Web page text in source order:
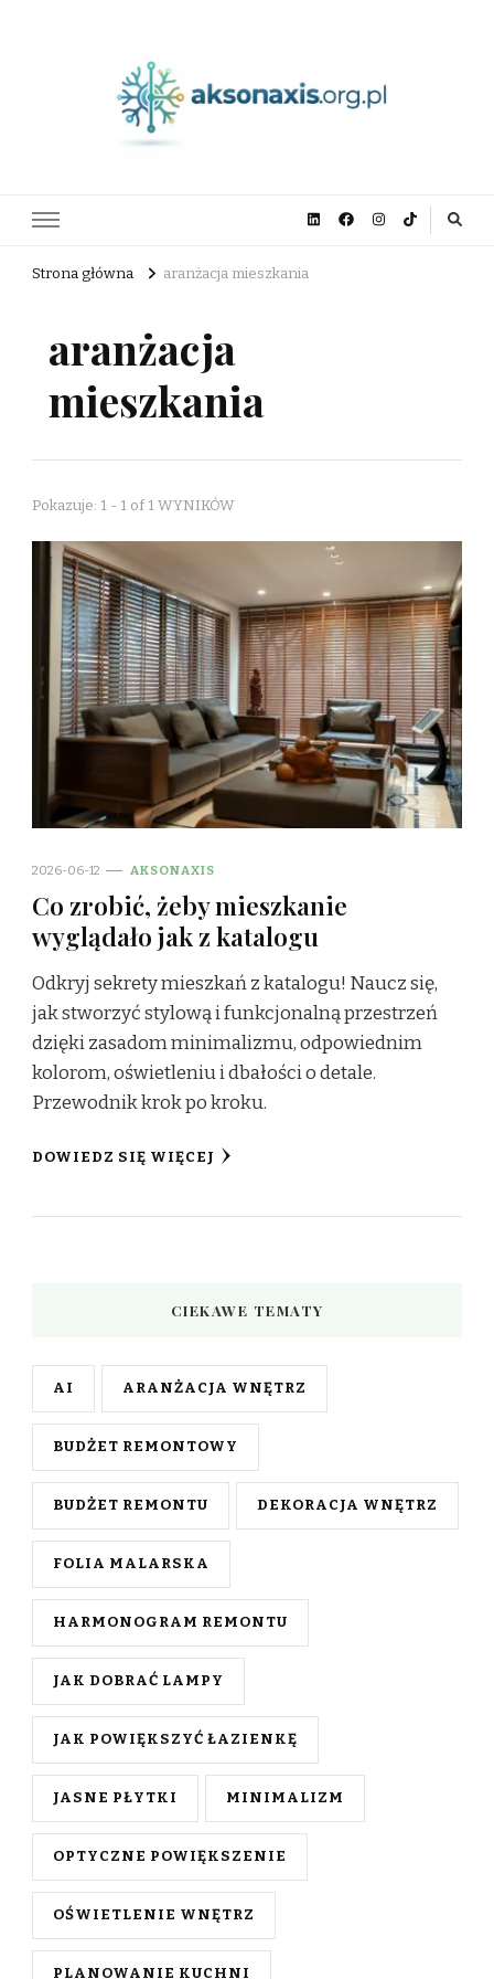
Strona główna aranżacja mieszkania
aranżacja
mieszkania
Pokazuje: 1 - 1 of 1 WYNIKÓW
2026-06-12 AKSONAXIS
Co zrobić, żeby mieszkanie
wyglądało jak z katalogu
Odkryj sekrety mieszkań z katalogu! Naucz się,
jak stworzyć stylową i funkcjonalną przestrzeń
dzięki zasadom minimalizmu, odpowiednim
kolorom, oświetleniu i dbałości o detale.
Przewodnik krok po kroku.
DOWIEDZ SIĘ WIĘCEJ
CIEKAWE TEMATY
AI ARANŻACJA WNĘTRZ
BUDŻET REMONTOWY
BUDŻET REMONTU DEKORACJA WNĘTRZ
FOLIA MALARSKA
HARMONOGRAM REMONTU
JAK DOBRAĆ LAMPY
JAK POWIĘKSZYĆ ŁAZIENKĘ
JASNE PŁYTKI MINIMALIZM
OPTYCZNE POWIĘKSZENIE
OŚWIETLENIE WNĘTRZ
PLANOWANIE KUCHNI